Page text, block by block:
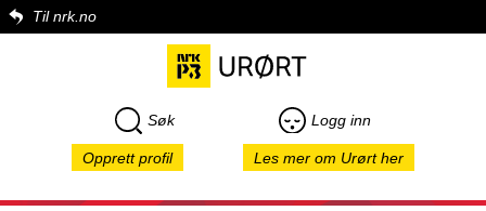
Til nrk.no
Søk Logg inn
Opprett profil Les mer om Urørt her